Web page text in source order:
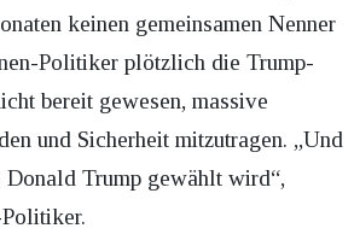
keinen gemeinsamen Nenner
Politiker plötzlich die Trump-
bereit gewesen, massive
und Sicherheit mitzutragen. „Und
Donald Trump gewählt wird“,